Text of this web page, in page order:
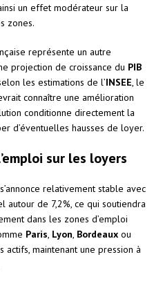
un effet modérateur sur la
zones.
représente un autre
projection de croissance du PIB
les estimations de l’INSEE , le
connaître une amélioration
conditionne directement la
d’éventuelles hausses de loyer.
sur les loyers
relativement stable avec
autour de 7,2%, ce qui soutiendra
dans les zones d’emploi
Paris Lyon Bordeaux ou
actifs, maintenant une pression à